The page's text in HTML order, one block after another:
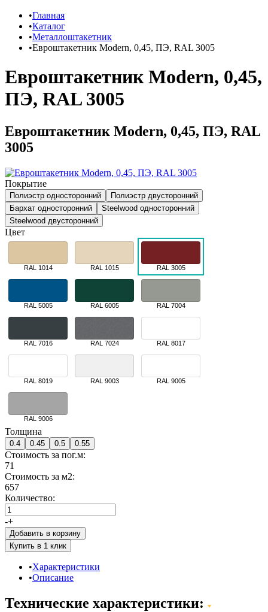
Главная
Каталог
Металлоштакетник
Евроштакетник Modern, 0,45, ПЭ, RAL 3005
Евроштакетник Modern, 0,45,
ПЭ, RAL 3005
Евроштакетник Modern, 0,45, ПЭ, RAL
3005
Покрытие
Полиэстр односторонний
Полиэстр двусторонний
Бархат односторонний
Steelwood односторонний
Steelwood двусторонний
Цвет
RAL 1014 RAL 1015 RAL 3005
RAL 5005 RAL 6005 RAL 7004
RAL 7016 RAL 7024 RAL 8017
RAL 8019 RAL 9003 RAL 9005
RAL 9006
Толщина
0.4 0.45 0.5 0.55
Стоимость за пог.м:
71
Стоимость за м2:
657
Количество:
-+
Добавить в корзину
Характеристики
Описание
Технические характеристики: